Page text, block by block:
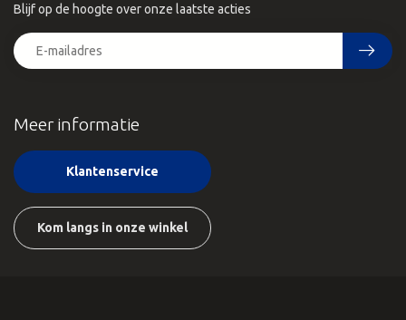
Meer informatie
Klantenservice
Kom langs in onze winkel
Blijf op de hoogte over onze laatste acties